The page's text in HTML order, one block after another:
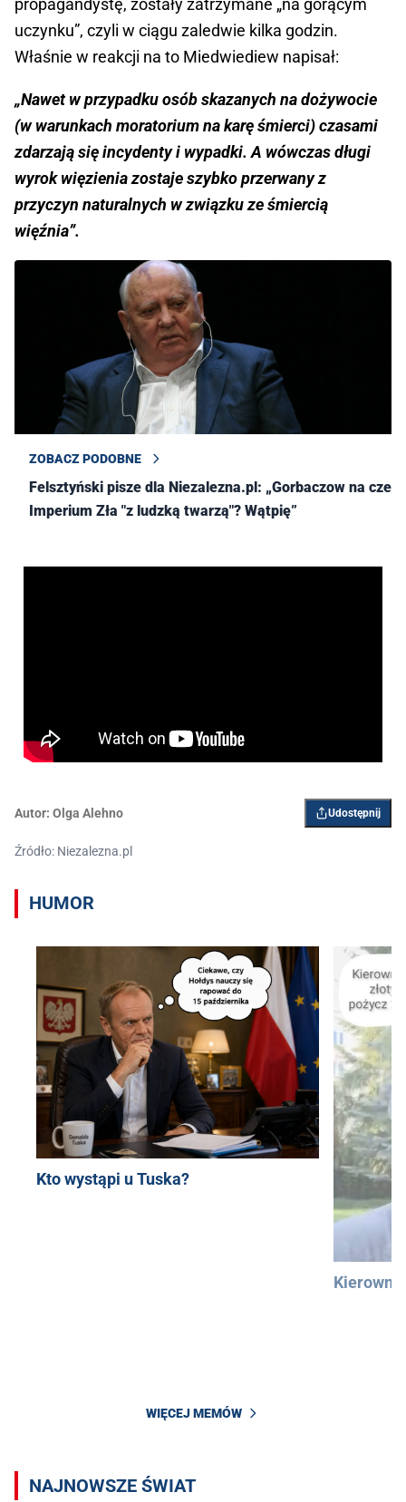
propagandystę, zostały zatrzymane „na gorącym
uczynku”, czyli w ciągu zaledwie kilka godzin.
Właśnie w reakcji na to Miedwiediew napisał:
„Nawet w przypadku osób skazanych na dożywocie
(w warunkach moratorium na karę śmierci) czasami
zdarzają się incydenty i wypadki. A wówczas długi
wyrok więzienia zostaje szybko przerwany z
przyczyn naturalnych w związku ze śmiercią
więźnia”.
ZOBACZ PODOBNE
Felsztyński pisze dla Niezalezna.pl: „Gorbaczow na czele
Imperium Zła "z ludzką twarzą"? Wątpię”
Autor: Olga Alehno Udostępnij
Źródło: Niezalezna.pl
HUMOR
Kto wystąpi u Tuska?
WIĘCEJ MEMÓW
NAJNOWSZE ŚWIAT